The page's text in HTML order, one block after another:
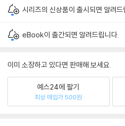
시리즈의 신상품이 출시되면 알려드
eBook이 출간되면 알려드립니다.
이미 소장하고 있다면 판매해 보세요.
예스24에 팔기
최상 매입가 500원